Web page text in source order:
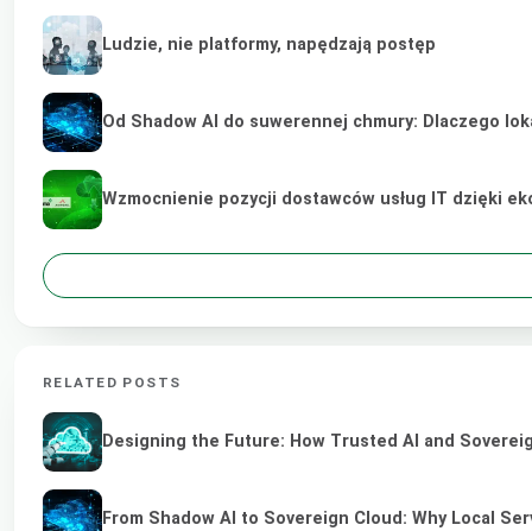
Ludzie, nie platformy, napędzają postęp
Od Shadow AI do suwerennej chmury: Dlaczego
Wzmocnienie pozycji dostawców usług IT dzięki
RELATED POSTS
Designing the Future: How Trusted AI and
From Shadow AI to Sovereign Cloud: Why Local